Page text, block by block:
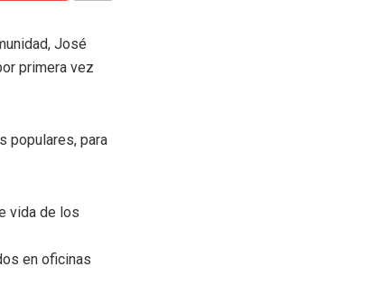
José
primera vez
populares, para
vida de los
en oficinas